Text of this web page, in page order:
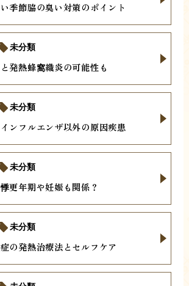
季節脇の臭い対策のポイント
発熱蜂窩織炎の可能性も
未分類
ンフルエンザ以外の原因疾患
未分類
更年期や妊娠も関係？
未分類
の発熱治療法とセルフケア
未分類